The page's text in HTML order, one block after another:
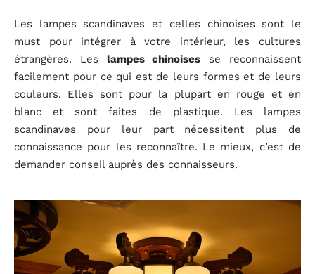
Les lampes scandinaves et celles chinoises sont le
must pour intégrer à votre intérieur, les cultures
étrangères. Les lampes chinoises se reconnaissent
facilement pour ce qui est de leurs formes et de leurs
couleurs. Elles sont pour la plupart en rouge et en
blanc et sont faites de plastique. Les lampes
scandinaves pour leur part nécessitent plus de
connaissance pour les reconnaître. Le mieux, c’est de
demander conseil auprès des connaisseurs.